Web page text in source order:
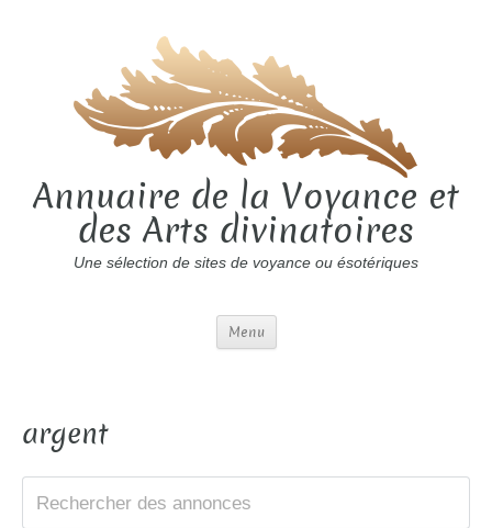
Annuaire de la Voyance et
des Arts divinatoires
Une sélection de sites de voyance ou ésotériques
Menu
argent